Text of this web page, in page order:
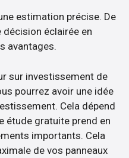
estimation précise. De
éclairée en
avantages.
sur investissement de
pourrez avoir une idée
Cela dépend
étude gratuite prend en
importants. Cela
de vos panneaux